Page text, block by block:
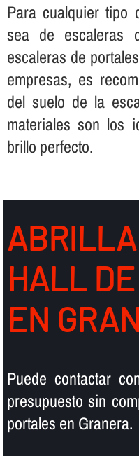
Para cualquier tipo
sea de escaleras
escaleras de
empresas, es
del suelo de la
materiales son los
brillo perfecto.
HALL
EN
Puede contactar
presupuesto sin
portales en Granera.